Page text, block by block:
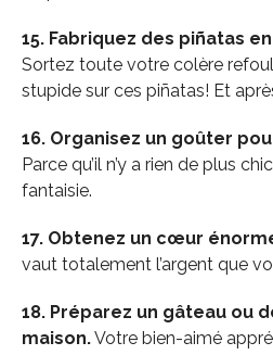
15. Fabriquez des piñatas
Sortez toute votre colère
stupide sur ces piñatas! Et
16. Organisez un goûter
Parce qu’il n’y a rien de plus
fantaisie.
17. Obtenez un cœur
vaut totalement l’argent que
18. Préparez un gâteau ou
maison.Votre bien-aimé